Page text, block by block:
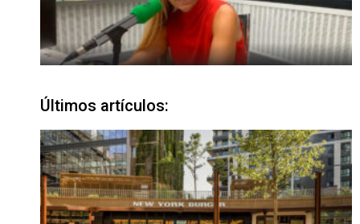
Últimos artículos: